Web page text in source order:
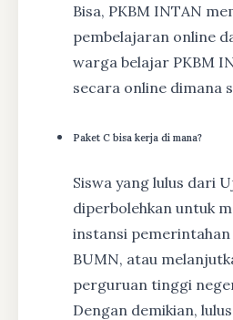
Bisa, PKBM INTAN
pembelajaran online
warga belajar PKBM
secara online dimana
Paket C bisa kerja di mana?
Siswa yang lulus dari
diperbolehkan untuk
instansi pemerintahan
BUMN, atau
perguruan tinggi
Dengan demikian,